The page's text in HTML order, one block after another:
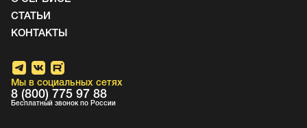
СТАТЬИ
КОНТАКТЫ
Мы в социальных сетях
8 (800) 775 97 88
Бесплатный звонок по России